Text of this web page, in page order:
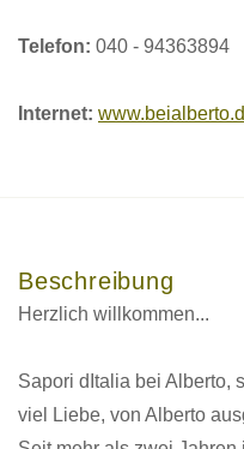
Telefon: 040 - 94363894
Internet:
Beschreibung
Herzlich willkommen...
Sapori dItalia bei Alberto,
viel Liebe, von Alberto